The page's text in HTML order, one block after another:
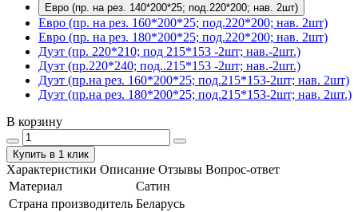
Евро (пр. на рез. 140*200*25; под.220*200; нав. 2шт)
Евро (пр. на рез. 160*200*25; под.220*200; нав. 2шт)
Евро (пр. на рез. 180*200*25; под.220*200; нав. 2шт)
Дуэт (пр. 220*210; под 215*153 -2шт; нав.-2шт.)
Дуэт (пр.220*240; под..215*153 -2шт; нав.-2шт.)
Дуэт (пр.на рез. 160*200*25; под.215*153-2шт; нав. 2шт)
Дуэт (пр.на рез. 180*200*25; под.215*153-2шт; нав. 2шт.)
В корзину
Купить в 1 клик
Характеристики Описание Отзывы Вопрос-ответ
Материал
Сатин
Страна производитель Беларусь